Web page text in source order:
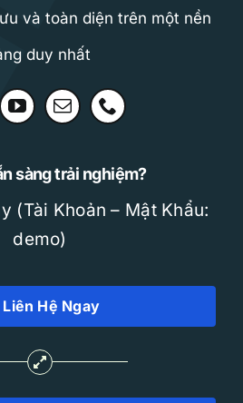
và toàn diện trên một nền
duy nhất
sàng trải nghiệm?
(Tài Khoản – Mật Khẩu:
demo)
Liên Hệ Ngay